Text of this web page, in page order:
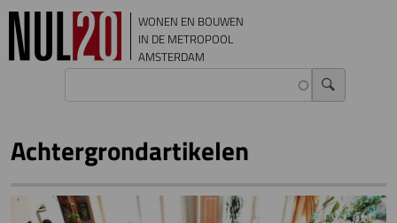
Overslaan en naar de inhoud gaan
WONEN EN BOUWEN
IN DE METROPOOL
AMSTERDAM
Achtergrondartikelen